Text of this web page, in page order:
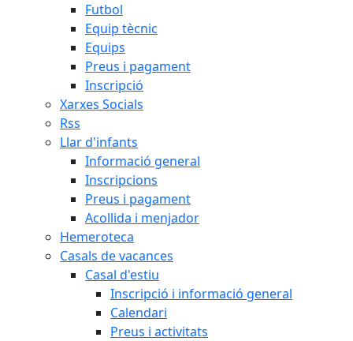
Futbol
Equip tècnic
Equips
Preus i pagament
Inscripció
Xarxes Socials
Rss
Llar d'infants
Informació general
Inscripcions
Preus i pagament
Acollida i menjador
Hemeroteca
Casals de vacances
Casal d'estiu
Inscripció i informació general
Calendari
Preus i activitats